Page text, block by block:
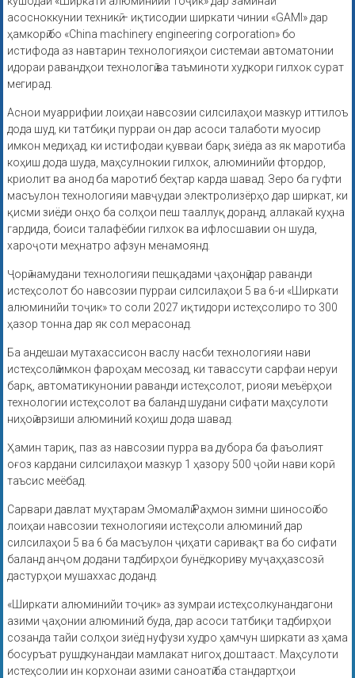
асосноккунии техникӣ – иқтисодии ширкати чинии «GAMI» дар
ҳамкорӣ бо «China machinery engineering corporation» бо
истифода аз навтарин технологияҳои системаи автоматонии
идораи равандҳои технологӣ ва таъминоти худкори гилхок сурат
мегирад.
Аснои муаррифии лоиҳаи навсозии силсилаҳои мазкур иттилоъ
дода шуд, ки татбиқи пурраи он дар асоси талаботи муосир
имкон медиҳад, ки истифодаи қувваи барқ зиёда аз як маротиба
коҳиш дода шуда, маҳсулнокии гилхок, алюминийи фтордор,
криолит ва анод ба маротиб беҳтар карда шавад. Зеро ба гуфти
масъулон технологияи мавҷудаи электролизёрҳо дар ширкат, ки
қисми зиёди онҳо ба солҳои пеш тааллуқ доранд, аллакай куҳна
гардида, боиси талафёбии гилхок ва ифлосшавии он шуда,
хароҷоти меҳнатро афзун менамоянд.
Ҷорӣ намудани технологияи пешқадами ҷаҳонӣ дар раванди
истеҳсолот бо навсозии пурраи силсилаҳои 5 ва 6-и «Ширкати
алюминийи тоҷик» то соли 2027 иқтидори истеҳсолиро то 300
ҳазор тонна дар як сол мерасонад.
Ба андешаи мутахассисон васлу насби технологияи нави
истеҳсолӣ имкон фароҳам месозад, ки тавассути сарфаи неруи
барқ, автоматикунонии раванди истеҳсолот, риояи меъёрҳои
технологии истеҳсолот ва баланд шудани сифати маҳсулоти
ниҳоӣ арзиши алюминий коҳиш дода шавад.
Ҳамин тариқ, паз аз навсозии пурра ва дубора ба фаъолият
оғоз кардани силсилаҳои мазкур 1 ҳазору 500 ҷойи нави корӣ
таъсис меёбад.
Сарвари давлат муҳтарам Эмомалӣ Раҳмон зимни шиносоӣ бо
лоиҳаи навсозии технологияи истеҳсоли алюминий дар
силсилаҳои 5 ва 6 ба масъулон ҷиҳати саривақт ва бо сифати
баланд анҷом додани тадбирҳои бунёдкориву муҷаҳҳазсозӣ
дастурҳои мушаххас доданд.
«Ширкати алюминийи тоҷик» аз зумраи истеҳсолкунандагони
азими ҷаҳонии алюминий буда, дар асоси татбиқи тадбирҳои
созанда тайи солҳои зиёд нуфузи худро ҳамчун ширкати аз ҳама
босуръат рушдкунандаи мамлакат нигоҳ доштааст. Маҳсулоти
истеҳсолии ин корхонаи азими саноатӣ ба стандартҳои